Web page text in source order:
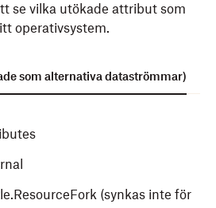
se vilka utökade attribut som
operativsystem.
som alternativa dataströmmar)
(synkas inte för